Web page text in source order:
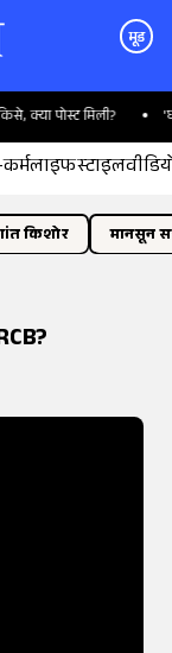
मूड
'घर में बेटी हो तो
लाइफस्टाइल
किशोर मानसून